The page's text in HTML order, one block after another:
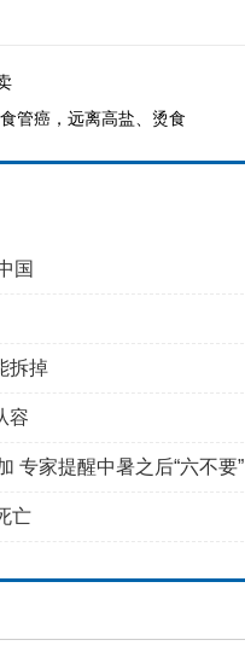
管癌，远离高盐、烫食
国
拆掉
容
专家提醒中暑之后“六不要”
亡